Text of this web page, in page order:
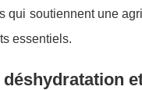
qui soutiennent une
essentiels.